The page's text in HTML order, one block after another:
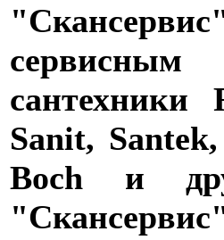
сантехники
Sanit,
Boch и